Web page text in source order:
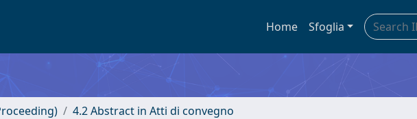
Home Sfoglia
4.2 Abstract in Atti di convegno